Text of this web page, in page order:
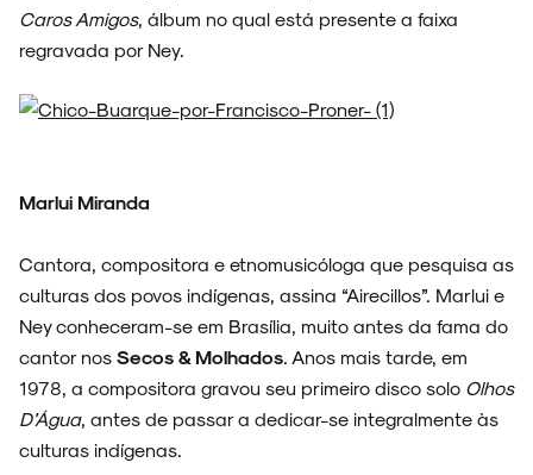
Caros Amigos, álbum no qual está presente a faixa
regravada por Ney.
Marlui Miranda
Cantora, compositora e etnomusicóloga que pesquisa as
culturas dos povos indígenas, assina “Airecillos”. Marlui e
Ney conheceram-se em Brasília, muito antes da fama do
cantor nos Secos & Molhados . Anos mais tarde, em
1978, a compositora gravou seu primeiro disco solo Olhos
D’Água, antes de passar a dedicar-se integralmente às
culturas indígenas.